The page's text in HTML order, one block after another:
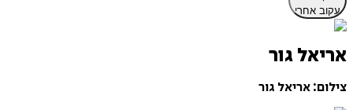
עקוב אחרי
אריאל גור
צילום: אריאל גור